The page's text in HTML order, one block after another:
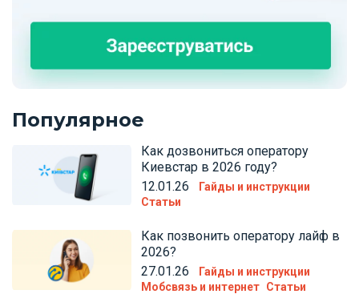
Популярное
Как дозвониться оператору
Киевстар в 2026 году?
12.01.26
Гайды и инструкции
Статьи
Как позвонить оператору лайф в
2026?
27.01.26
Гайды и инструкции
Мобсвязь и интернет Статьи